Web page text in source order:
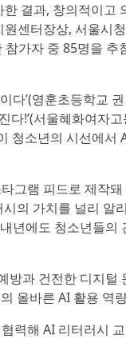
결과, 창의적이
센터장상, 서울시
가자 중 85명을
다’(영훈초등학교
진다!’(서울혜화여
청소년의 시선에
그램 피드로 제작
의 가치를 널리
년에도 청소년들
과 건전한 디지
올바른 AI 활용 역
력해 AI 리터러시